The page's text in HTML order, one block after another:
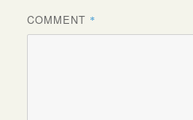
COMMENT *